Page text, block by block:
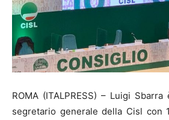
ROMA (ITALPRESS) – Luigi
segretario generale della Cisl con